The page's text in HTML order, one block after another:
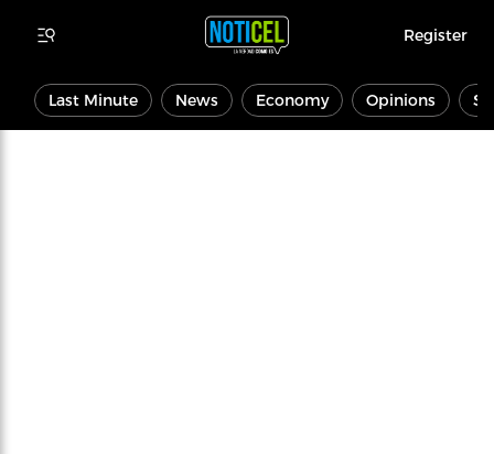
Register
Last Minute News Economy Opinions